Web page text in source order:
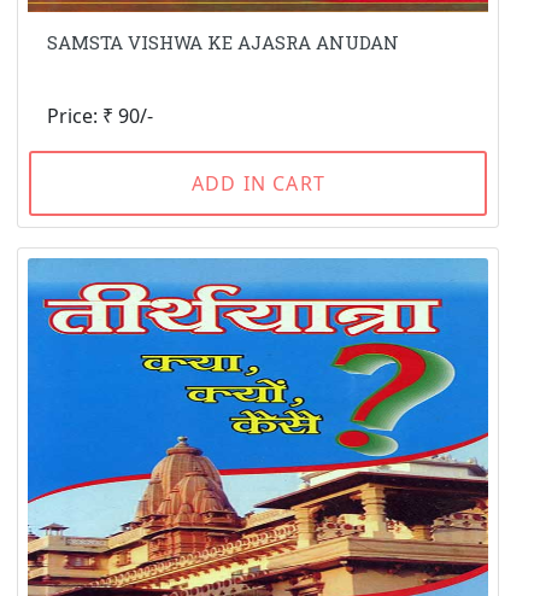
SAMSTA VISHWA KE AJASRA ANUDAN
Price: ₹ 90/-
ADD IN CART